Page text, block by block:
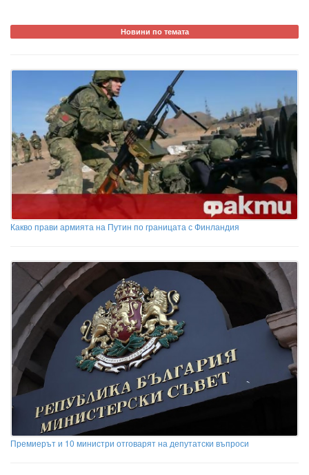
Новини по темата
Какво прави армията на Путин по границата с Финландия
Премиерът и 10 министри отговарят на депутатски въпроси